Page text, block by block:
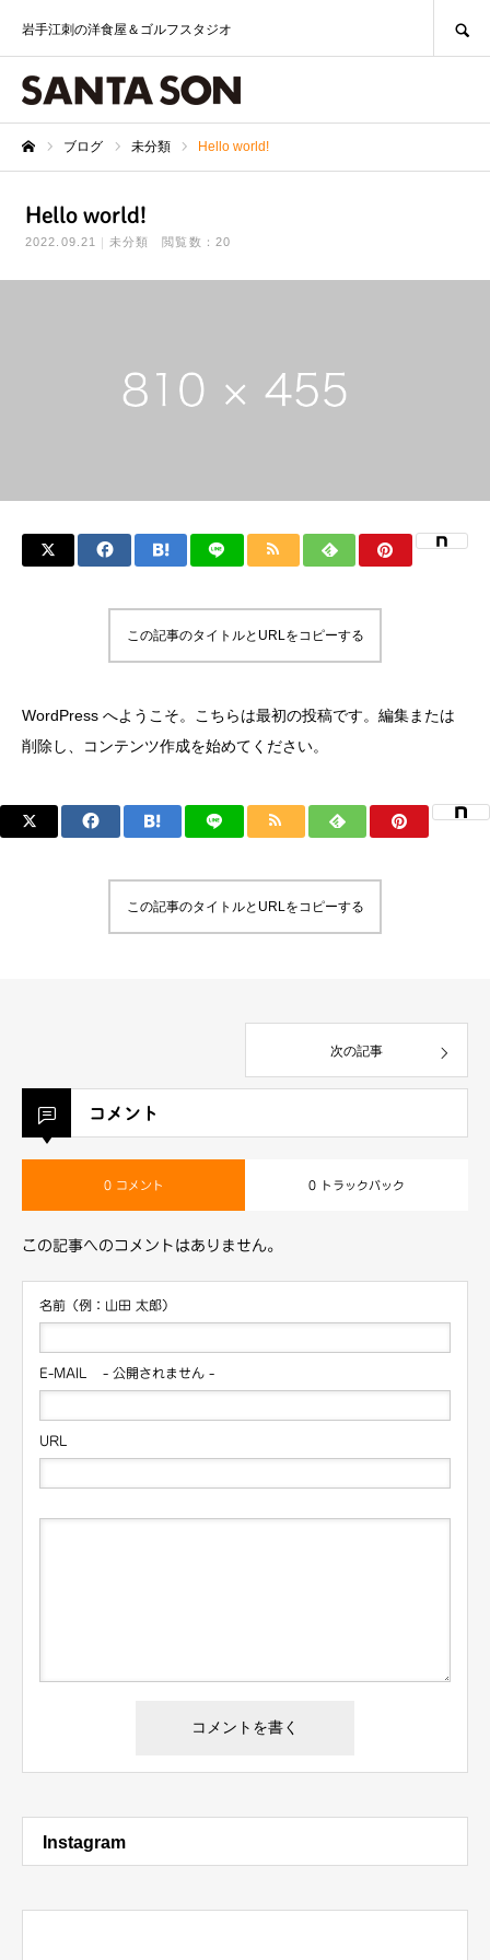
岩手江刺の洋食屋＆ゴルフスタジオ
ブログ 未分類 Hello world!
Hello world!
2022.09.21 未分類 閲覧数：20
この記事のタイトルとURLをコピーする
WordPress へようこそ。こちらは最初の投稿です。編集または
削除し、コンテンツ作成を始めてください。
この記事のタイトルとURLをコピーする
次の記事
コメント
0 コメント 0 トラックバック
この記事へのコメントはありません。
名前（例：山田 太郎）
E-MAIL - 公開されません -
URL
Instagram